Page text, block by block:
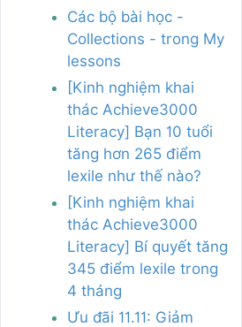
Các bộ bài học -
Collections - trong My
lessons
[Kinh nghiệm khai
thác Achieve3000
Literacy] Bạn 10 tuổi
tăng hơn 265 điểm
lexile như thế nào?
[Kinh nghiệm khai
thác Achieve3000
Literacy] Bí quyết tăng
345 điểm lexile trong
4 tháng
Ưu đãi 11.11: Giảm